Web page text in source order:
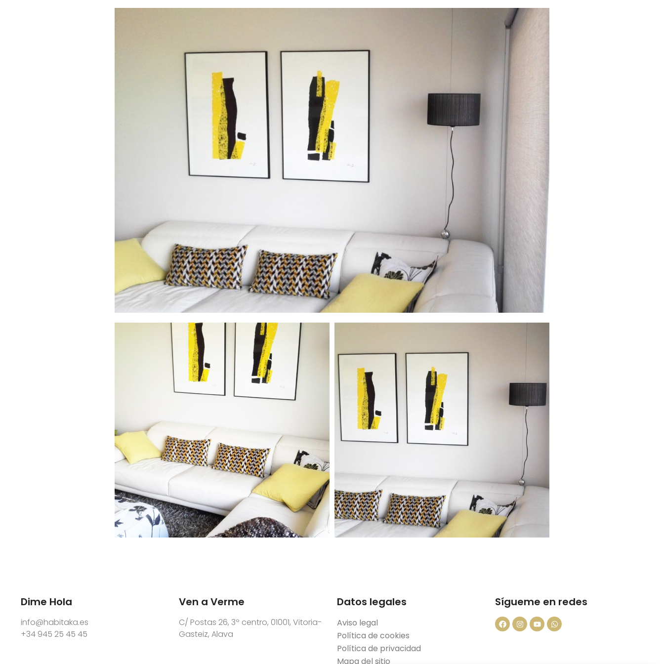
Dime Hola
info@habitaka.es
+34 945 25 45 45
Ven a Verme
C/ Postas 26, 3º centro, 01001, Vitoria-
Gasteiz, Alava
Datos legales
Aviso legal
Política de cookies
Política de privacidad
Mapa del sitio
Sígueme en redes